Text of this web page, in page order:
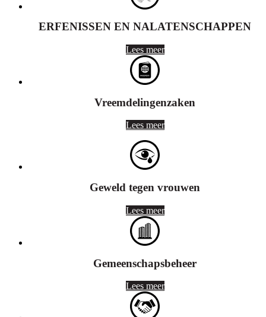
ERFENISSEN EN NALATENSCHAPPEN
Lees meer
Vreemdelingenzaken
Lees meer
Geweld tegen vrouwen
Lees meer
Gemeenschapsbeheer
Lees meer